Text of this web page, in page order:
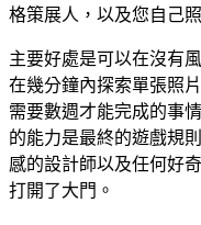
格策展人，以及您自己
主要好處是可以在沒有
在幾分鐘內探索單張照
需要數週才能完成的事
的能力是最終的遊戲規
感的設計師以及任何好
打開了大門。